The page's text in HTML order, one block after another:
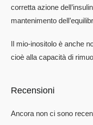
corretta azione
mantenimento
Il mio-inositolo è anche
cioè alla capacità di
Recensioni
Ancora non ci sono